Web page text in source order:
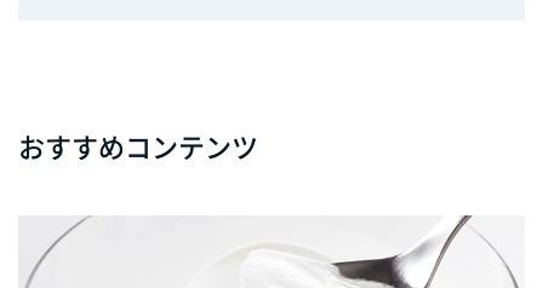
おすすめコンテンツ